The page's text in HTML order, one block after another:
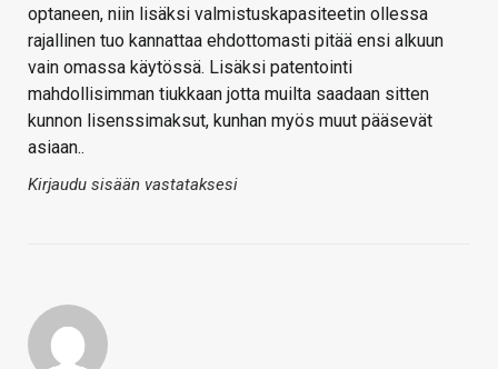
optaneen, niin lisäksi valmistuskapasiteetin ollessa
rajallinen tuo kannattaa ehdottomasti pitää ensi alkuun
vain omassa käytössä. Lisäksi patentointi
mahdollisimman tiukkaan jotta muilta saadaan sitten
kunnon lisenssimaksut, kunhan myös muut pääsevät
asiaan..
Kirjaudu sisään vastataksesi